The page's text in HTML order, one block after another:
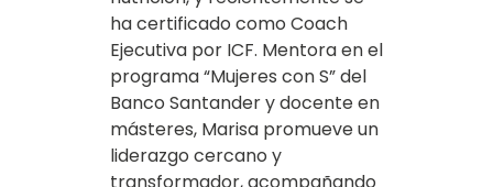
ha certificado como Coach
Ejecutiva por ICF. Mentora en el
programa “Mujeres con S” del
Banco Santander y docente en
másteres, Marisa promueve un
liderazgo cercano y